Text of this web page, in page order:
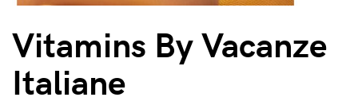
Vitamins By Vacanze
Italiane